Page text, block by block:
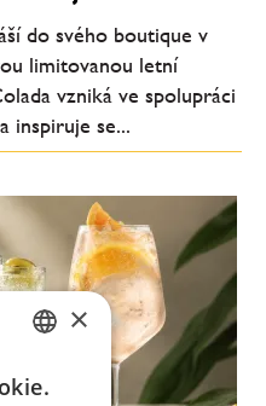
do svého boutique v
limitovanou letní
vzniká ve spolupráci
inspiruje se...
×